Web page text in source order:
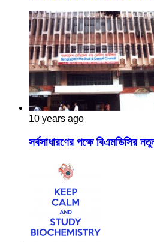
10 years ago
সর্বসাধারণের পক্ষে বিএমডিসির